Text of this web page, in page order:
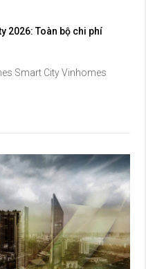
2026: Toàn bộ chi phí
Smart City Vinhomes